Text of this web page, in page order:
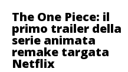
The One Piece: il
primo trailer della
serie animata
remake targata
Netflix